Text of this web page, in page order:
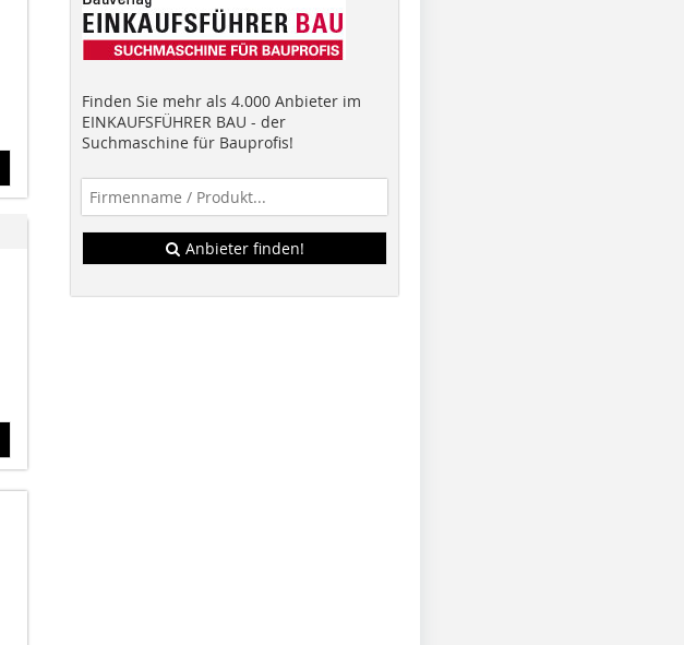
Finden Sie mehr als 4.000 Anbieter im
EINKAUFSFÜHRER BAU - der
Suchmaschine für Bauprofis!
Anbieter finden!